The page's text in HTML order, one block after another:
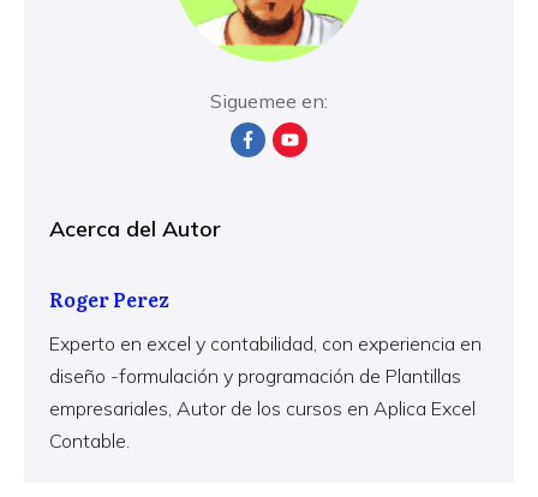
Siguemee en:
Acerca del Autor
Roger Perez
Experto en excel y contabilidad, con experiencia en
diseño -formulación y programación de Plantillas
empresariales, Autor de los cursos en Aplica Excel
Contable.